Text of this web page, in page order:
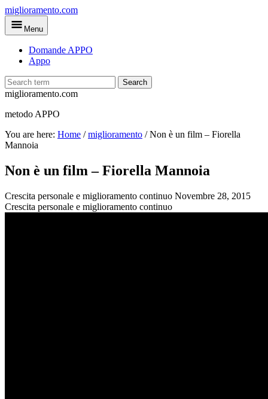
Skip
to
main
miglioramento.com
Menu
Domande APPO
Appo
Search
miglioramento.com
metodo APPO
You are here: Home /miglioramento /Non è un film – Fiorella
Mannoia
Non è un film – Fiorella Mannoia
Crescita personale e miglioramento continuo Novembre 28, 2015
Crescita personale e miglioramento continuo